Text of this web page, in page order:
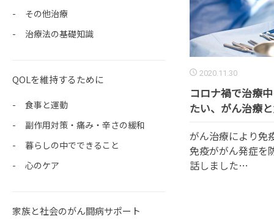
2020.11.30
コロナ禍で治療
たい、がん治療
がん治療により免
免疫ががん発症を
話しました…
その他治療
治療法の基礎知識
QOLを維持するために
食事と運動
副作用対策・痛み・辛さの緩和
暮らしの中でできること
心のケア
家族と社会のがん闘病サポート